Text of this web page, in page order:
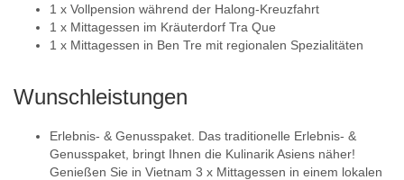
1 x Vollpension während der Halong-Kreuzfahrt
1 x Mittagessen im Kräuterdorf Tra Que
1 x Mittagessen in Ben Tre mit regionalen Spezialitäten
Wunschleistungen
Erlebnis- & Genusspaket. Das traditionelle Erlebnis- &
Genusspaket, bringt Ihnen die Kulinarik Asiens näher!
Genießen Sie in Vietnam 3 x Mittagessen in einem lokalen